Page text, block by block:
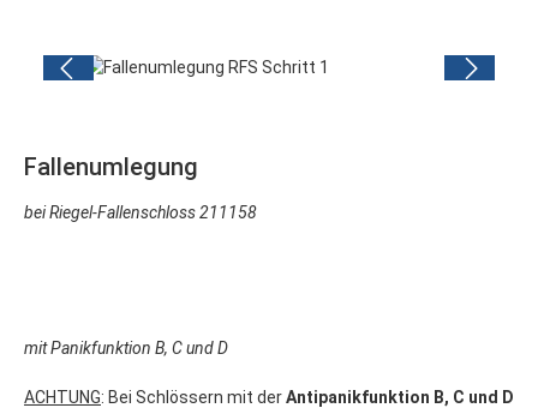
Bildergalerie überspringen
Fallenumlegung
bei Riegel-Fallenschloss 211158
mit Panikfunktion B, C und D
ACHTUNG: Bei Schlössern mit derAntipanikfunktion B, C und D